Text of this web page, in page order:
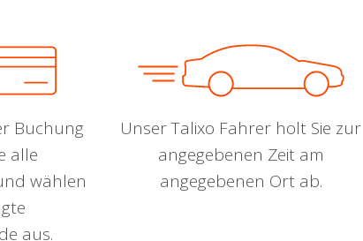
Buchung
alle
wählen
aus.
Unser Talixo Fahrer holt Sie zur
angegebenen Zeit am
angegebenen Ort ab.